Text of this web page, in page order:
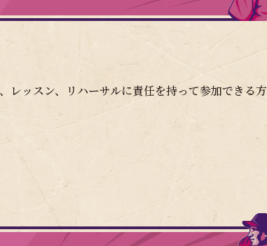
レッスン、リハーサルに責任を持って参加できる方